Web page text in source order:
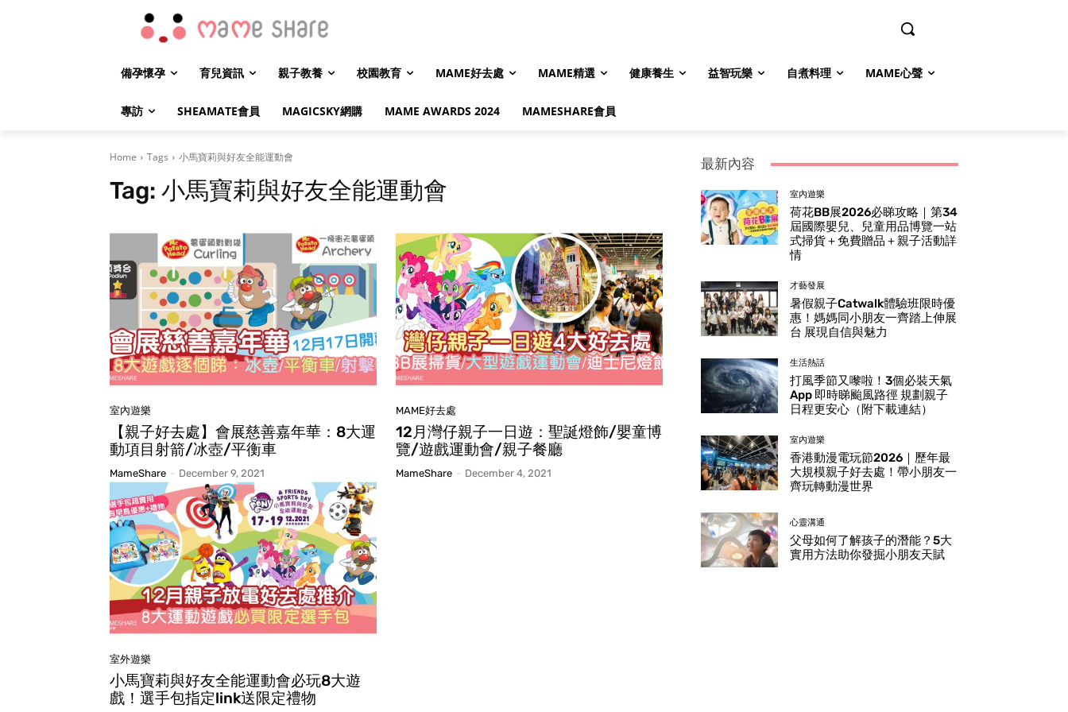
備孕懷孕 育兒資訊 親子教養 校園教育 MAME好去處 MAME精選 健康養生 益智玩樂 自煮料理 MAME心聲
專訪 SHEAMATE會員 MAGICSKY網購 MAME AWARDS 2024 MAMESHARE會員
Home Tags 小馬寶莉與好友全能運動會
Tag: 小馬寶莉與好友全能運動會
室內遊樂
【親子好去處】會展慈善嘉年華：8大運
動項目射箭/冰壺/平衡車
MameShare - December 9, 2021
MAME好去處
12月灣仔親子一日遊：聖誕燈飾/嬰童博
覽/遊戲運動會/親子餐廳
MameShare - December 4, 2021
室外遊樂
小馬寶莉與好友全能運動會必玩8大遊
戲！選手包指定link送限定禮物
最新內容
室內遊樂
荷花BB展2026必睇攻略｜第34
屆國際嬰兒、兒童用品博覽一站
式掃貨＋免費贈品＋親子活動詳
情
才藝發展
暑假親子Catwalk體驗班限時優
惠！媽媽同小朋友一齊踏上伸展
台 展現自信與魅力
生活熱話
打風季節又嚟啦！3個必裝天氣
App 即時睇颱風路徑 規劃親子
日程更安心（附下載連結）
室內遊樂
香港動漫電玩節2026｜歷年最
大規模親子好去處！帶小朋友一
齊玩轉動漫世界
心靈溝通
父母如何了解孩子的潛能？5大
實用方法助你發掘小朋友天賦